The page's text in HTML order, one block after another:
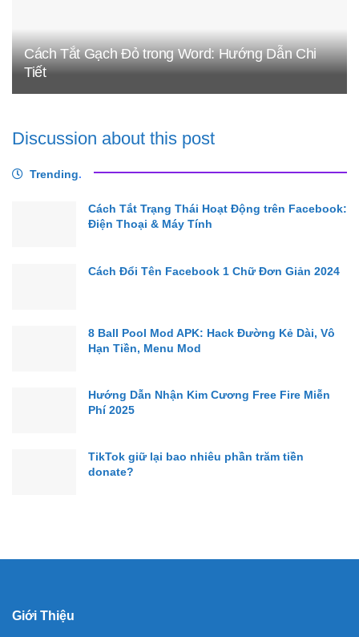
Cách Tắt Gạch Đỏ trong Word: Hướng Dẫn Chi
Tiết
Discussion about this post
Trending.
Cách Tắt Trạng Thái Hoạt Động trên Facebook:
Điện Thoại & Máy Tính
Cách Đổi Tên Facebook 1 Chữ Đơn Giản 2024
8 Ball Pool Mod APK: Hack Đường Kẻ Dài, Vô
Hạn Tiền, Menu Mod
Hướng Dẫn Nhận Kim Cương Free Fire Miễn
Phí 2025
TikTok giữ lại bao nhiêu phần trăm tiền
donate?
Giới Thiệu